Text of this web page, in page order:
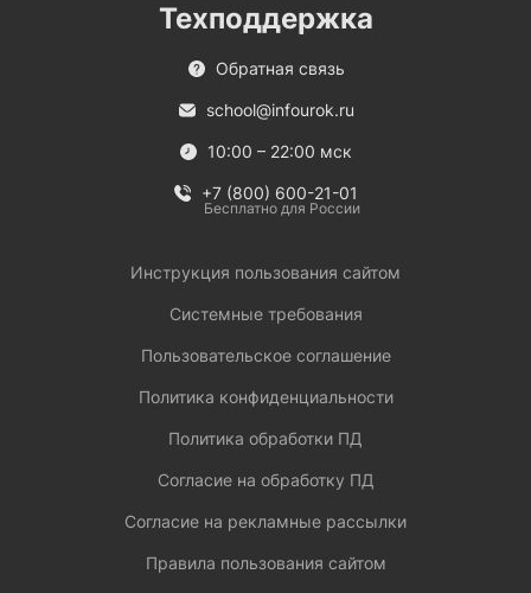
Техподдержка
Обратная связь
school@infourok.ru
10:00 – 22:00 мск
+7 (800) 600-21-01
Бесплатно для России
Инструкция пользования сайтом
Системные требования
Пользовательское соглашение
Политика конфиденциальности
Политика обработки ПД
Согласие на обработку ПД
Согласие на рекламные рассылки
Правила пользования сайтом